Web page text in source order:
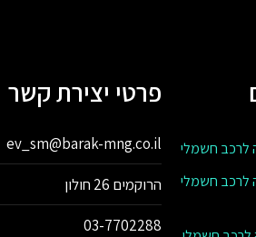
לרכב חשמלי
לרכב חשמלי
פרטי יצירת קשר
ev_sm@barak-mng.co.il
הרוקמים 26 חולון
03-7702288